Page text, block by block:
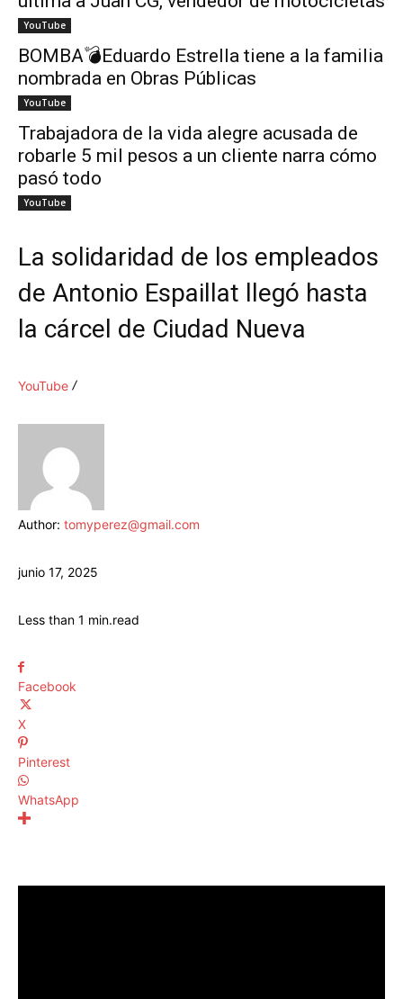
YouTube
BOMBA💣Eduardo Estrella tiene a la familia
nombrada en Obras Públicas
YouTube
Trabajadora de la vida alegre acusada de
robarle 5 mil pesos a un cliente narra cómo
pasó todo
YouTube
La solidaridad de los empleados
de Antonio Espaillat llegó hasta
la cárcel de Ciudad Nueva
YouTube
Author: tomyperez@gmail.com
junio 17, 2025
Less than 1 min.read
Facebook
X
Pinterest
WhatsApp